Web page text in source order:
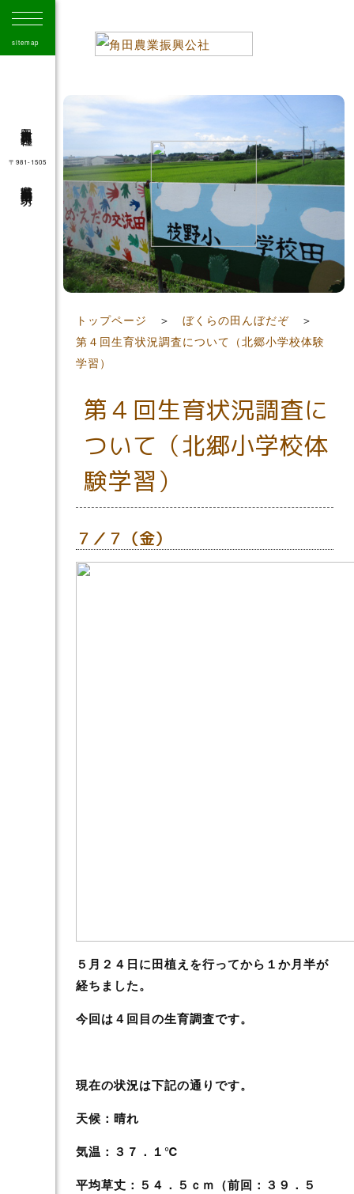
sitemap
角田市農業振興公社
〒981-1505
41
トップページ ＞ぼくらの田んぼだぞ ＞
第４回生育状況調査について（北郷小学校体験
学習）
第４回生育状況調査に
ついて（北郷小学校体
験学習）
７／７（金）
５月２４日に田植えを行ってから１か月半が
経ちました。
今回は４回目の生育調査です。
現在の状況は下記の通りです。
天候：晴れ
気温：３７．１℃
平均草丈：５４．５ｃｍ（前回：３９．５